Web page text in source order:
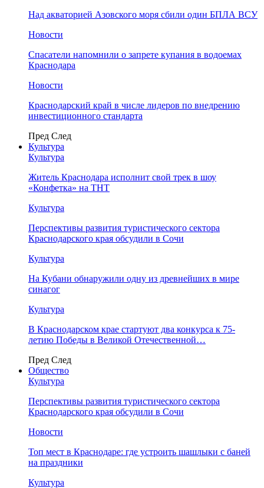
Над акваторией Азовского моря сбили один БПЛА ВСУ
Новости
Спасатели напомнили о запрете купания в водоемах
Краснодара
Новости
Краснодарский край в числе лидеров по внедрению
инвестиционного стандарта
Пред След
Культура
Культура
Житель Краснодара исполнит свой трек в шоу
«Конфетка» на ТНТ
Культура
Перспективы развития туристического сектора
Краснодарского края обсудили в Сочи
Культура
На Кубани обнаружили одну из древнейших в мире
синагог
Культура
В Краснодарском крае стартуют два конкурса к 75-
летию Победы в Великой Отечественной…
Пред След
Общество
Культура
Перспективы развития туристического сектора
Краснодарского края обсудили в Сочи
Новости
Топ мест в Краснодаре: где устроить шашлыки с баней
на праздники
Культура